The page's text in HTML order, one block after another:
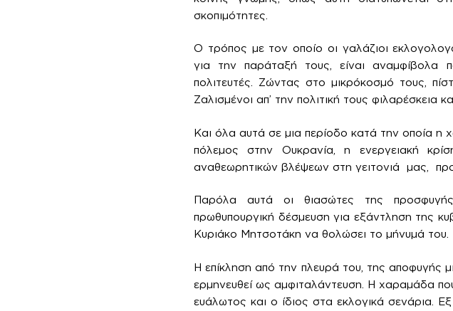
σκοπιμότητες.
Ο τρόπος με τον οποίο οι γαλάζιοι
για την παράταξή τους, είναι αναμφίβολα
πολιτευτές. Ζώντας στο μικρόκοσμό τους,
Ζαλισμένοι απ’ την πολιτική τους
Και όλα αυτά σε μια περίοδο κατά την οποία
πόλεμος στην Ουκρανία, η ενεργειακή
αναθεωρητικών βλέψεων στη γειτονιά μας,
Παρόλα αυτά οι θιασώτες της
πρωθυπουργική δέσμευση για εξάντληση της
Κυριάκο Μητσοτάκη να θολώσει το μήνυμά του.
Η επίκληση από την πλευρά του, της αποφυγής
ερμηνευθεί ως αμφιταλάντευση. Η χαραμάδα
ευάλωτος και ο ίδιος στα εκλογικά σενάρια.